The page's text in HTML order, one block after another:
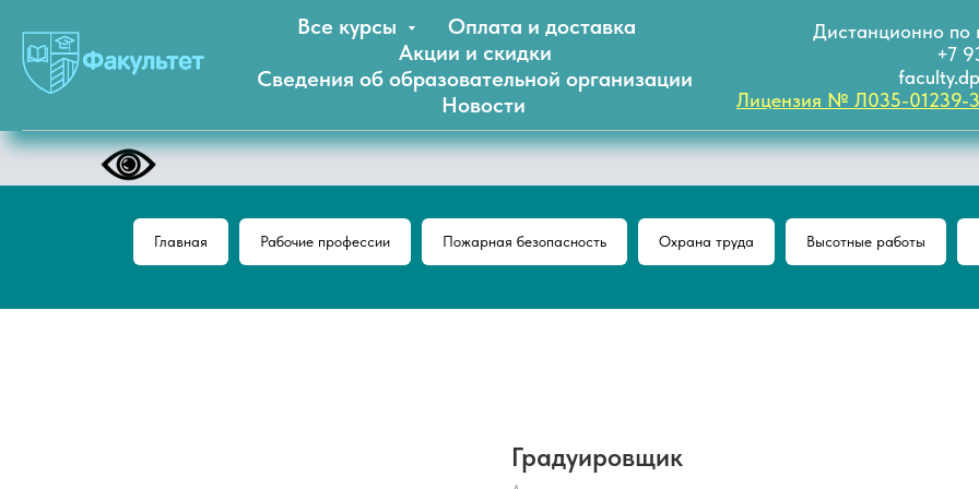
Все курсы
Оплата и доставка
Акции и скидки
Сведения об образовательной организации
Новости
Дистанционно по
+7
Лицензия № Л035-01239-
Главная Рабочие профессии Пожарная безопасность Охрана труда Высотные работы
Градуировщик